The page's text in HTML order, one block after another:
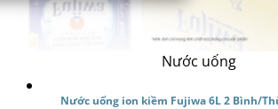
Nước uống
Nước uống ion kiềm Fujiwa 6L 2 Bình/